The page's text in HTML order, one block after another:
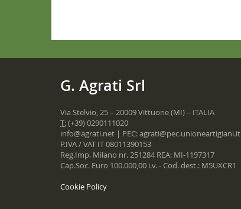
G. Agrati Srl
Via Stelvio, 25 – 20009 Vittuone (MI) – ITALIA
T:(+39) 0290111020
info@agrati.net | PEC:agrati@pec.unioneartigiani.it
P.IVA / VAT IT 08011390153
Reg.Imp. Milano nr. 251284 REA: MI-1197317
Cap.Soc. Euro 100.000,00 i.v. - Cod. dest.: M5UXCR1
Cookie Policy